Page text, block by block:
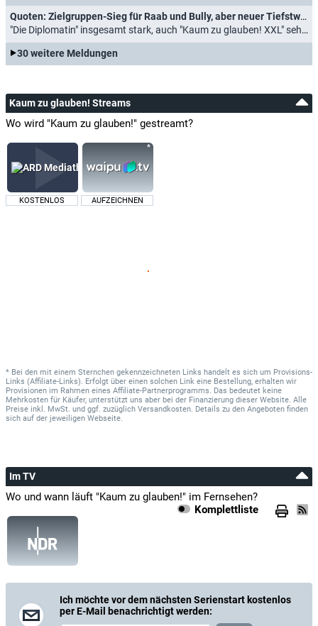
Quoten: Zielgruppen-Sieg für Raab und Bully, aber neuer Tiefstwert
"Die Diplomatin" insgesamt stark, auch "Kaum zu glauben! XXL" sehr gefragt (24.08.2025)
30 weitere Meldungen
Kaum zu glauben! Streams
Wo wird "Kaum zu glauben!" gestreamt?
KOSTENLOS AUFZEICHNEN
* Bei den mit einem Sternchen gekennzeichneten Links handelt es sich um Provisions-
Links (Affiliate-Links). Erfolgt über einen solchen Link eine Bestellung, erhalten wir
Provisionen im Rahmen eines Affiliate-Partnerprogramms. Das bedeutet keine
Mehrkosten für Käufer, unterstützt uns aber bei der Finanzierung dieser Website. Alle
Preise inkl. MwSt. und ggf. zuzüglich Versandkosten. Details zu den Angeboten finden
sich auf der jeweiligen Webseite.
Im TV
Wo und wann läuft "Kaum zu glauben!" im Fernsehen?
Komplettliste
Ich möchte vor dem nächsten Serienstart kostenlos
per E-Mail benachrichtigt werden: